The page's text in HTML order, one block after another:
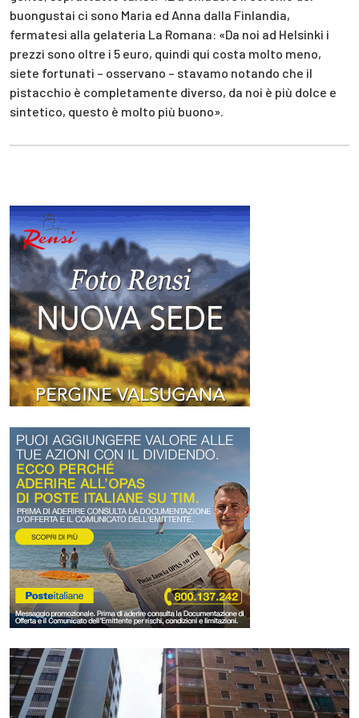
buongustai ci sono Maria ed Anna dalla Finlandia,
fermatesi alla gelateria La Romana: «Da noi ad Helsinki i
prezzi sono oltre i 5 euro, quindi qui costa molto meno,
siete fortunati – osservano – stavamo notando che il
pistacchio è completamente diverso, da noi è più dolce e
sintetico, questo è molto più buono».